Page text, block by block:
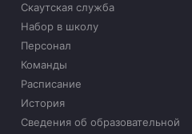
Скаутская служба
Набор в школу
Персонал
Команды
Расписание
История
Сведения об образовательной